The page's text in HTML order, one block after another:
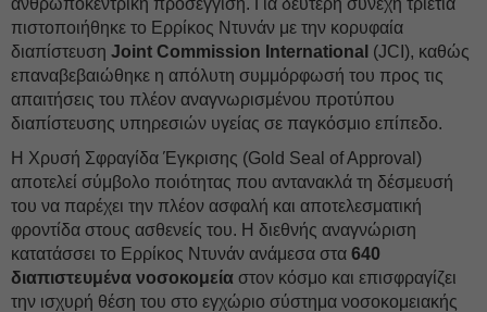
ανθρωποκεντρική προσέγγιση. Για δεύτερη συνεχή τριετία
πιστοποιήθηκε το Ερρίκος Ντυνάν με την κορυφαία
διαπίστευση Joint Commission International (JCI), καθώς
επαναβεβαιώθηκε η απόλυτη συμμόρφωσή του προς τις
απαιτήσεις του πλέον αναγνωρισμένου προτύπου
διαπίστευσης υπηρεσιών υγείας σε παγκόσμιο επίπεδο.
Η Χρυσή Σφραγίδα Έγκρισης (Gold Seal of Approval)
αποτελεί σύμβολο ποιότητας που αντανακλά τη δέσμευσή
του να παρέχει την πλέον ασφαλή και αποτελεσματική
φροντίδα στους ασθενείς του. Η διεθνής αναγνώριση
κατατάσσει το Ερρίκος Ντυνάν ανάμεσα στα 640
διαπιστευμένα νοσοκομεία στον κόσμο και επισφραγίζει
την ισχυρή θέση του στο εγχώριο σύστημα νοσοκομειακής